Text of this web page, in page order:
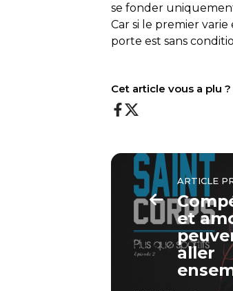
se fonder
Car si le premier
porte est sans
Cet article vous a plu
ARTICLE
et
aller